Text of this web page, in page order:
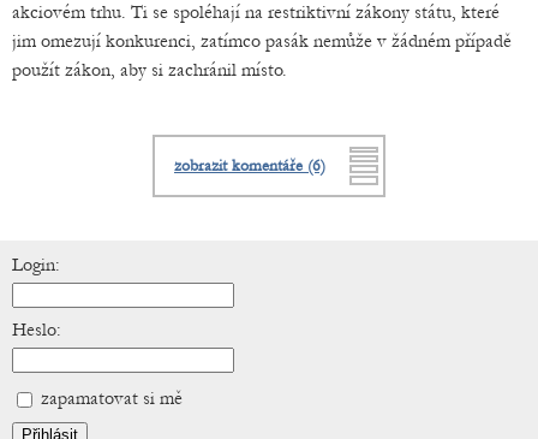
akciovém trhu. Ti se spoléhají na restriktivní zákony státu, které
jim omezují konkurenci, zatímco pasák nemůže v žádném případě
použít zákon, aby si zachránil místo.
zobrazit komentáře (6)
Login:
Heslo:
zapamatovat si mě